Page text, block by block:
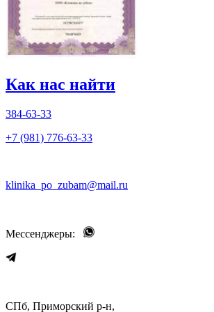
Как нас найти
384-63-33
+7 (981) 776-63-33
klinika_po_zubam@mail.ru
Мессенджеры:
СПб, Приморский р-н,